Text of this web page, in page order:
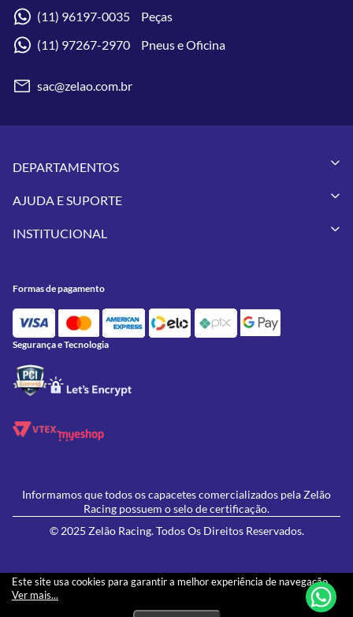
Este site usa cookies para garantir a melhor experiência de navegação.
Ver mais...
(11) 96197-0035 Peças
(11) 97267-2970 Pneus e Oficina
sac@zelao.com.br
DEPARTAMENTOS
Vestuários
Pneus
Utilidades
Feminino
Lançamentos
AJUDA E SUPORTE
Meus Pedidos
Política de Privacidade
Política de Campanhas e promoções
INSTITUCIONAL
Contato
Oficina/Serviços
Formas de pagamento
Segurança e Tecnologia
Informamos que todos os capacetes comercializados pela Zelão
Racing possuem o selo de certificação.
© 2025 Zelão Racing. Todos Os Direitos Reservados.